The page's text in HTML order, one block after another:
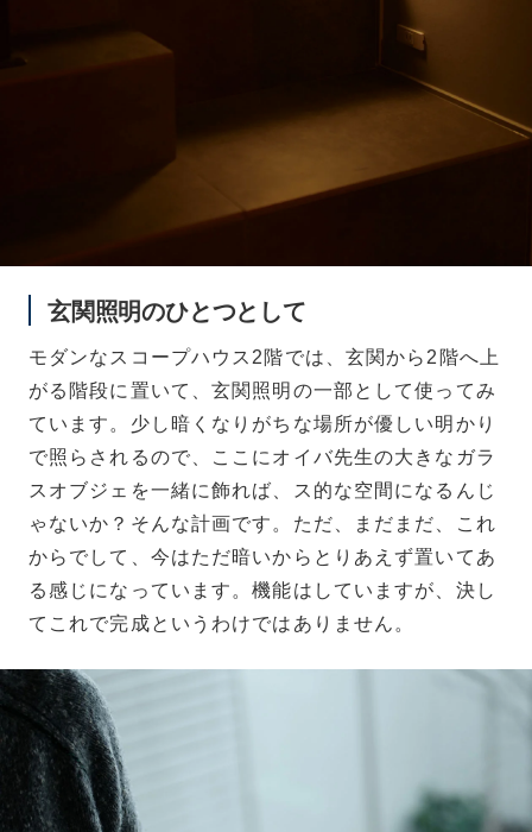
玄関照明のひとつとして
モダンなスコープハウス2階では、玄関から2階へ上
がる階段に置いて、玄関照明の一部として使ってみ
ています。少し暗くなりがちな場所が優しい明かり
で照らされるので、ここにオイバ先生の大きなガラ
スオブジェを一緒に飾れば、ス的な空間になるんじ
ゃないか？そんな計画です。ただ、まだまだ、これ
からでして、今はただ暗いからとりあえず置いてあ
る感じになっています。機能はしていますが、決し
てこれで完成というわけではありません。